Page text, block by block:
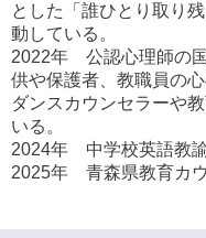
とした「誰ひとり取り
動している。
2022年 公認心理師の
供や保護者、教職員の
ダンスカウンセラーや
いる。
2024年 中学校英語教
2025年 青森県教育カ